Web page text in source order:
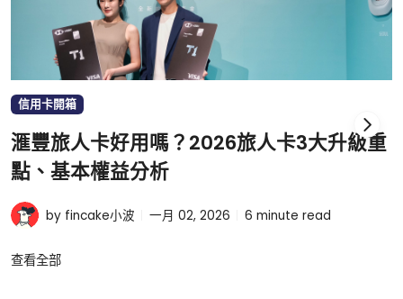
信用卡開箱
滙豐旅人卡好用嗎？2026旅人卡3大升級重
點、基本權益分析
by fincake小波 一月 02, 2026 6 minute read
查看全部